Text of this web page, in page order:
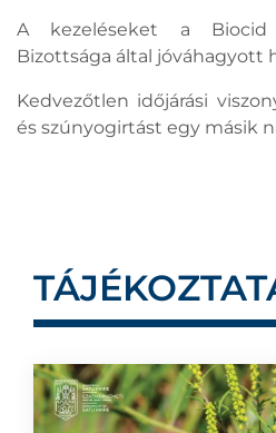
A kezeléseket a Biocid
Bizottsága által jóváhagyott
Kedvezőtlen időjárási
és szúnyogirtást egy másik